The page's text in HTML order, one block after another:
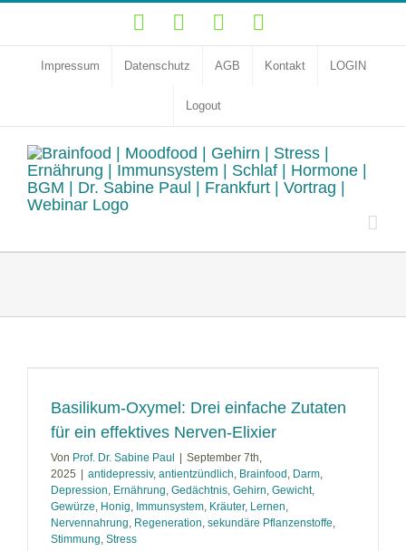
Zum
springen
YouTubeFacebookInstagram
Impressum Datenschutz AGB Kontakt LOGIN
Logout
Basilikum-Oxymel: Drei einfache Zutaten
für ein effektives Nerven-Elixier
Von Prof. Dr. Sabine Paul
September 7th,
2025
antidepressiv, antientzündlich, Brainfood , Darm,
Depression, Ernährung, Gedächtnis, Gehirn, Gewicht,
Gewürze, Honig, Immunsystem, Kräuter, Lernen,
Nervennahrung, Regeneration, sekundäre Pflanzenstoffe,
Stimmung, Stress